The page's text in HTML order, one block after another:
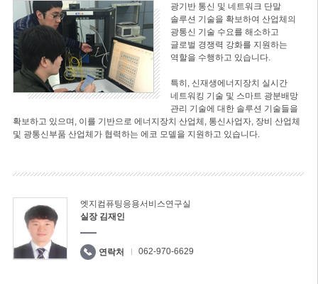
광기반 통신 및 네트워크 단말
솔루션 기술을 확보하여 산업체의
광통신 기술 수요를 해소하고
글로벌 경쟁력 강화를 지원하는
역할을 수행하고 있습니다.
특히, 신재생에너지장치 실시간
네트워킹 기술 및 스마트 광분배망
관리 기술에 대한 솔루션 기술들을
확보하고 있으며, 이를 기반으로 에너지장치 산업체, 통신사업자, 장비 산업체
및 광통신부품 산업체가 협력하는 에코 모델을 지원하고 있습니다.
엣지컴퓨팅응용서비스연구실
실장 김재인
연락처 062-970-6629